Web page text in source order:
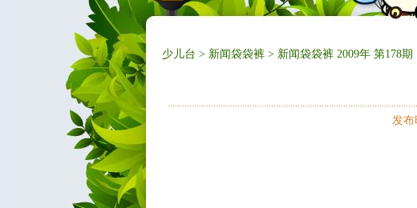
少儿台 > 新闻袋袋裤 > 新闻袋袋裤 2009年 第178期
发布